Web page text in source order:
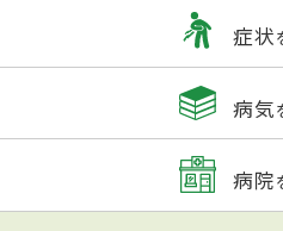
症状
病気
病院